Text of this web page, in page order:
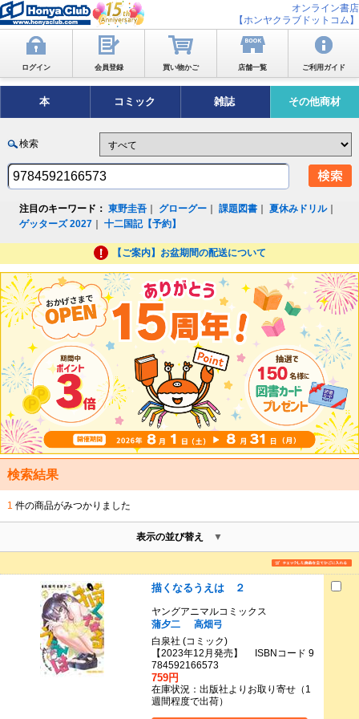
オンライン書店
【ホンヤクラブドットコム】
ログイン 会員登録 買い物かご 店舗一覧 ご利用ガイド
本 コミック 雑誌 その他商材
検索
注目のキーワード： 東野圭吾 グローグー ｜課題図書 ｜夏休みドリル｜
ゲッターズ 2027 ｜十二国記【予約】
【ご案内】お盆期間の配送について
検索結果
1 件の商品がみつかりました
表示の並び替え
描くなるうえは ２
ヤングアニマルコミックス
蒲夕二
高畑弓
白泉社 (コミック)
【2023年12月発売】 ISBNコード 9
784592166573
759円
在庫状況：出版社よりお取り寄せ（1
週間程度で出荷）